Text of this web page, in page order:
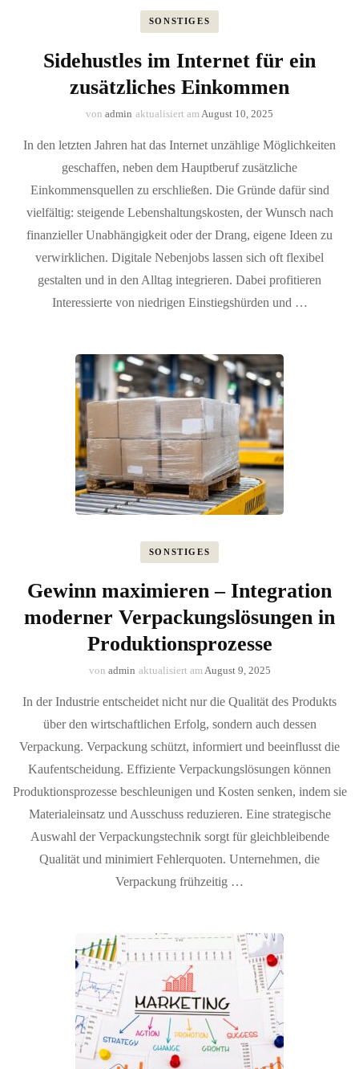
SONSTIGES
Sidehustles im Internet für ein
zusätzliches Einkommen
von admin aktualisiert am August 10, 2025
In den letzten Jahren hat das Internet unzählige Möglichkeiten
geschaffen, neben dem Hauptberuf zusätzliche
Einkommensquellen zu erschließen. Die Gründe dafür sind
vielfältig: steigende Lebenshaltungskosten, der Wunsch nach
finanzieller Unabhängigkeit oder der Drang, eigene Ideen zu
verwirklichen. Digitale Nebenjobs lassen sich oft flexibel
gestalten und in den Alltag integrieren. Dabei profitieren
Interessierte von niedrigen Einstiegshürden und …
SONSTIGES
Gewinn maximieren – Integration
moderner Verpackungslösungen in
Produktionsprozesse
von admin aktualisiert amAugust 9, 2025
In der Industrie entscheidet nicht nur die Qualität des Produkts
über den wirtschaftlichen Erfolg, sondern auch dessen
Verpackung. Verpackung schützt, informiert und beeinflusst die
Kaufentscheidung. Effiziente Verpackungslösungen können
Produktionsprozesse beschleunigen und Kosten senken, indem sie
Materialeinsatz und Ausschuss reduzieren. Eine strategische
Auswahl der Verpackungstechnik sorgt für gleichbleibende
Qualität und minimiert Fehlerquoten. Unternehmen, die
Verpackung frühzeitig …